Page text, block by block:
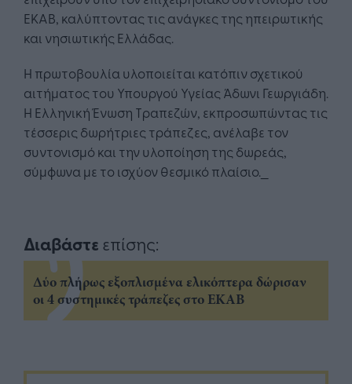
ΕΚΑΒ, καλύπτοντας τις ανάγκες της ηπειρωτικής
και νησιωτικής Ελλάδας.
Η πρωτοβουλία υλοποιείται κατόπιν σχετικού
αιτήματος του Υπουργού Υγείας Άδωνι Γεωργιάδη.
Η Ελληνική Ένωση Τραπεζών, εκπροσωπώντας τις
τέσσερις δωρήτριες τράπεζες, ανέλαβε τον
συντονισμό και την υλοποίηση της δωρεάς,
σύμφωνα με το ισχύον θεσμικό πλαίσιο._
Διαβάστε επίσης:
Δύο πλήρως εξοπλισμένα ελικόπτερα δώρισαν
οι 4 συστημικές τράπεζες στο ΕΚΑΒ